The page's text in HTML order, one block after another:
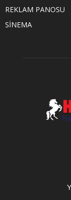
REKLAM PANOSU
SİNEMA